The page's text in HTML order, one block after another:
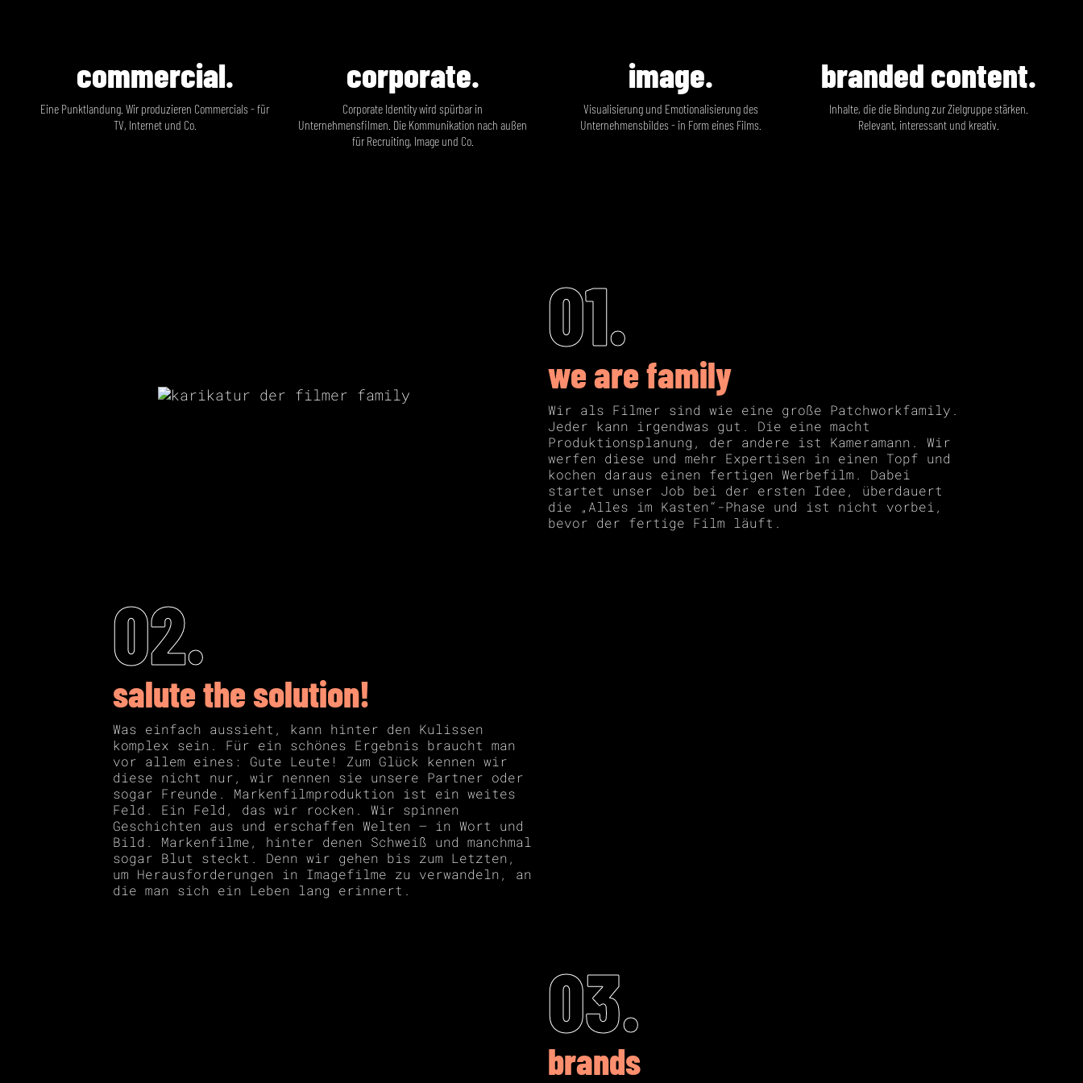
commercial.
Eine Punktlandung. Wir produzieren Commercials - für
TV, Internet und Co.
corporate.
Corporate Identity wird spürbar in
Unternehmensfilmen. Die Kommunikation nach außen
für Recruiting, Image und Co.
image.
Visualisierung und Emotionalisierung des
Unternehmensbildes - in Form eines Films.
branded content.
Inhalte, die die Bindung zur Zielgruppe stärken.
Relevant, interessant und kreativ.
01.
we are family
Wir als Filmer sind wie eine große Patchworkfamily.
Jeder kann irgendwas gut. Die eine macht
Produktionsplanung, der andere ist Kameramann. Wir
werfen diese und mehr Expertisen in einen Topf und
kochen daraus einen fertigen Werbefilm. Dabei
startet unser Job bei der ersten Idee, überdauert
die „Alles im Kasten“-Phase und ist nicht vorbei,
bevor der fertige Film läuft.
02.
salute the solution!
Was einfach aussieht, kann hinter den Kulissen
komplex sein. Für ein schönes Ergebnis braucht man
vor allem eines: Gute Leute! Zum Glück kennen wir
diese nicht nur, wir nennen sie unsere Partner oder
sogar Freunde. Markenfilmproduktion ist ein weites
Feld. Ein Feld, das wir rocken. Wir spinnen
Geschichten aus und erschaffen Welten – in Wort und
Bild. Markenfilme, hinter denen Schweiß und manchmal
sogar Blut steckt. Denn wir gehen bis zum Letzten,
um Herausforderungen in Imagefilme zu verwandeln, an
die man sich ein Leben lang erinnert.
03.
brands